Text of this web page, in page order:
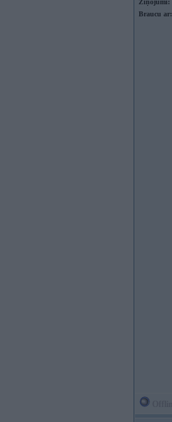
Ziņojumi:
Braucu ar: